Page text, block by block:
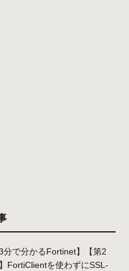
3分で分かるFortinet】【第2
FortiClientを使わずにSSL-